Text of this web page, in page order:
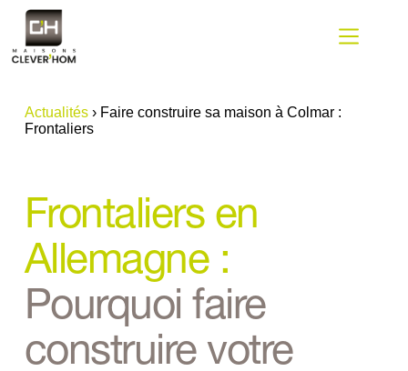
Passer
contenu
Actualités› Faire construire sa maison à Colmar :
Frontaliers
Frontaliers en
Pourquoi faire
construire votre